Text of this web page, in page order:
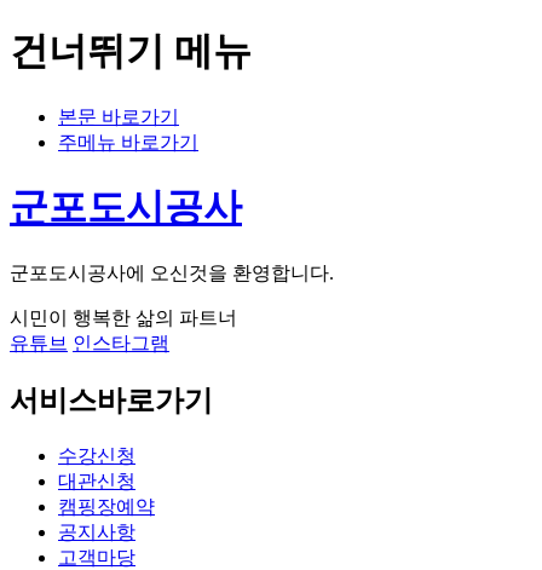
건너뛰기 메뉴
본문 바로가기
주메뉴 바로가기
군포도시공사
군포도시공사에 오신것을 환영합니다.
시민이 행복한 삶의 파트너
유튜브 인스타그램
서비스바로가기
수강신청
대관신청
캠핑장예약
공지사항
고객마당